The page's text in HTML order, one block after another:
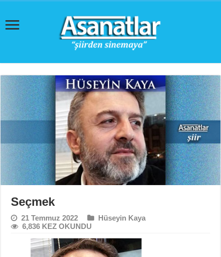
Seçmek
21 Temmuz 2022
Hüseyin Kaya
6,836 KEZ OKUNDU